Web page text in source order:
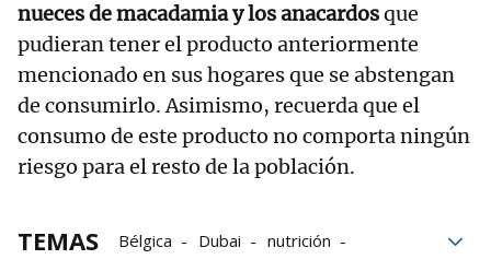
nueces de macadamia y los anacardosque
pudieran tener el producto anteriormente
mencionado en sus hogares que se abstengan
de consumirlo. Asimismo, recuerda que el
consumo de este producto no comporta ningún
riesgo para el resto de la población.
TEMAS Bélgica Dubai
nutrición